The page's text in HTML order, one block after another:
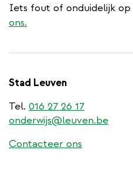
Iets fout of onduidelijk op
ons.
Stad Leuven
Tel. 016 27 26 17
onderwijs@leuven.be
Contacteer ons